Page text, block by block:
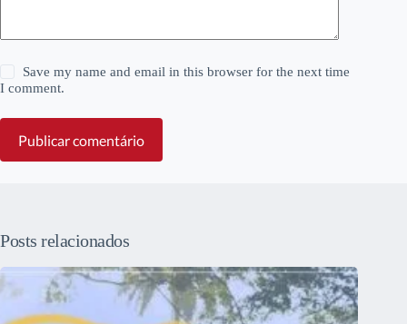
Save my name and email in this browser for the next time
I comment.
Publicar comentário
Posts relacionados